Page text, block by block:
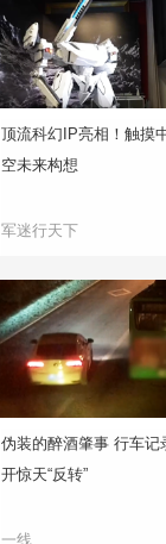
顶流科幻IP亮相！触摸
空未来构想
军迷行天下
伪装的醉酒肇事 行车记
开惊天“反转”
一线